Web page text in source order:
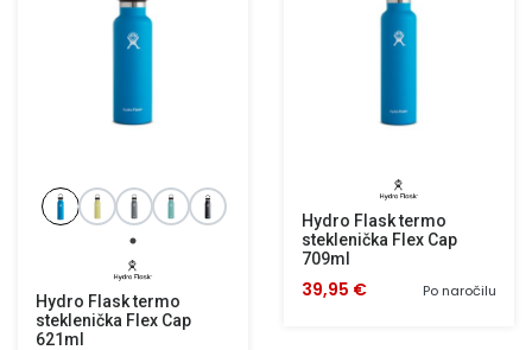
Hydro Flask termo
steklenička Flex Cap
621ml
Hydro Flask termo
steklenička Flex Cap
709ml
Po naročilu
39,95 €